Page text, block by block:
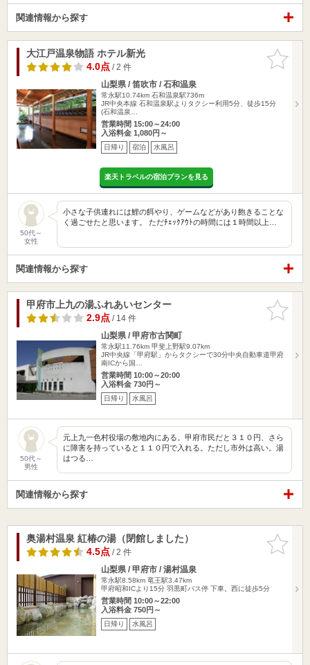
関連情報から探す
お気に入
りに追加
大江戸温泉物語 ホテル新光
4.0点/ 2 件
山梨県 / 笛吹市 / 石和温泉
常永駅10.74km 石和温泉駅736m
JR中央本線 石和温泉駅よりタクシー利用5分、徒歩15分
(石和温泉…
営業時間 15:00～24:00
入浴料金 1,080円～
日帰り 宿泊 水風呂
楽天トラベルの宿泊プランを見る
50代～
女性
小さな子供連れには鯉の餌やり、ゲームなどがあり飽きることな
く過ごせたと思います。 ただﾁｪｯｸｱｳﾄの時間には１時間以上…
関連情報から探す
お気に入
りに追加
甲府市上九の湯ふれあいセンター
2.9点/ 14 件
山梨県 / 甲府市古関町
常永駅11.76km 甲斐上野駅9.07km
JR中央線「甲府駅」からタクシーで30分中央自動車道甲府
南ICから国…
営業時間 10:00～20:00
入浴料金 730円～
日帰り 水風呂
50代～
男性
元上九一色村役場の敷地内にある。甲府市民だと３１０円、さら
に障害を持っていると１１０円で入れる。ただし市外は高い。湯
はつる…
関連情報から探す
お気に入
りに追加
奥湯村温泉 紅椿の湯（閉館しました）
4.5点/ 2 件
山梨県 / 甲府市 / 湯村温泉
常永駅8.58km 竜王駅3.47km
甲府昭和ICより15分 羽黒町バス停 下車。西に徒歩5分
営業時間 10:00～22:00
入浴料金 750円～
日帰り 水風呂